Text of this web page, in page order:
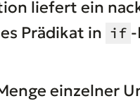
liefert ein
Prädikat in if
einzelner